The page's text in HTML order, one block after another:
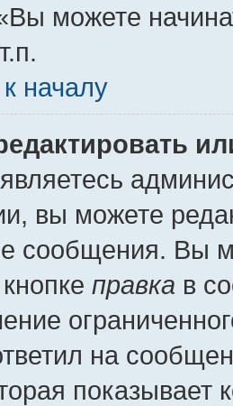
можете
началу
вы можете
сообщения. Вы
правка в
на
показывает